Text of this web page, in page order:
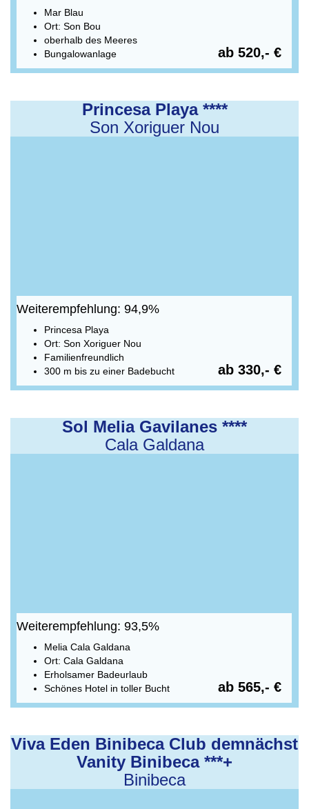
Mar Blau
Ort: Son Bou
oberhalb des Meeres
Bungalowanlage
ab 520,- €
Princesa Playa ****
Son Xoriguer Nou
Weiterempfehlung: 94,9%
Princesa Playa
Ort: Son Xoriguer Nou
Familienfreundlich
300 m bis zu einer Badebucht
ab 330,- €
Sol Melia Gavilanes ****
Cala Galdana
Weiterempfehlung: 93,5%
Melia Cala Galdana
Ort: Cala Galdana
Erholsamer Badeurlaub
Schönes Hotel in toller Bucht
ab 565,- €
Viva Eden Binibeca Club demnächst
Vanity Binibeca ***+
Binibeca